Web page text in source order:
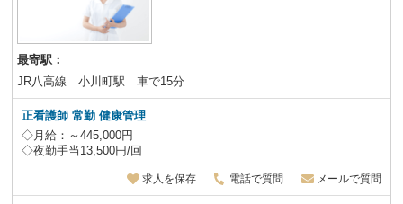
最寄駅：
JR八高線 小川町駅 車で15分
正看護師 常勤 健康管理
◇月給：～445,000円
◇夜勤手当13,500円/回
求人を保存 電話で質問 メールで質問